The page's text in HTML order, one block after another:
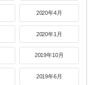
2020年4月
2020年1月
2019年10月
2019年6月